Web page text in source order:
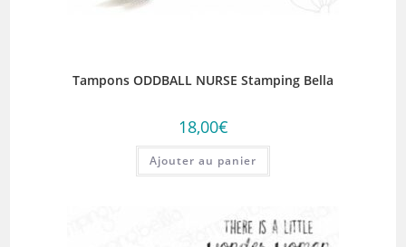
Tampons ODDBALL NURSE Stamping Bella
18,00€
Ajouter au panier